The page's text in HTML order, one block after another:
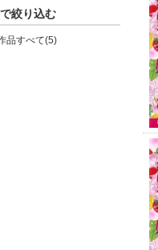
絞り込む
品すべて(5)